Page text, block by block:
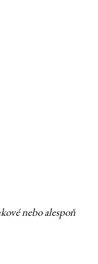
nebo alespoň